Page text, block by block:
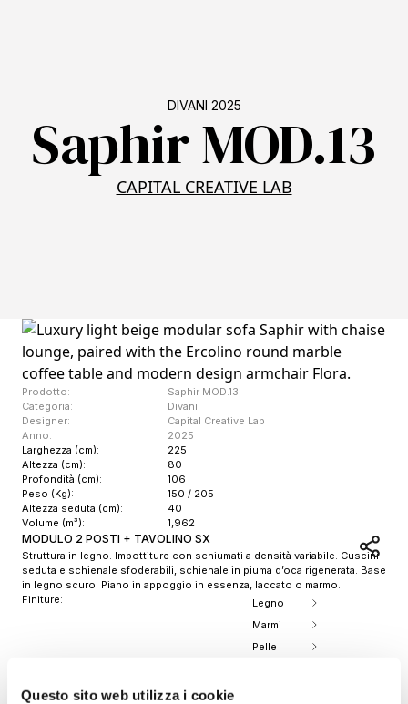
Questo sito web utilizza i cookie
DIVANI 2025
Saphir MOD.13
CAPITAL CREATIVE LAB
Prodotto:
Categoria:
Designer:
Anno:
Saphir MOD.13
Divani
Capital Creative Lab
2025
Larghezza (cm):
Altezza (cm):
Profondità (cm):
Peso (Kg):
Altezza seduta (cm):
Volume (m³):
225
80
106
150 / 205
40
1,962
MODULO 2 POSTI + TAVOLINO SX
Struttura in legno. Imbottiture con schiumati a densità variabile. Cuscini
seduta e schienale sfoderabili, schienale in piuma d’oca rigenerata. Base
in legno scuro. Piano in appoggio in essenza, laccato o marmo.
Finiture:
Legno
Marmi
Pelle
Scopri tutte le finiture